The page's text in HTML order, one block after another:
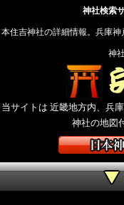
神社検索
本住吉神社の詳細情報。兵庫
神
当サイトは 近畿地方内、兵
神社の地図